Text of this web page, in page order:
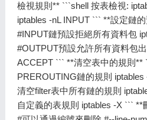
檢視規則** ```shell 按表檢視:
iptables -nL INPUT ``` **設定鏈
#INPUT鏈預設拒絕所有資料包
#OUTPUT預設允許所有資料包
ACCEPT ``` **清空表中的規則**
PREROUTING鏈的規則
清空filter表中所有鏈的規則
自定義的表規則 iptables -X ```